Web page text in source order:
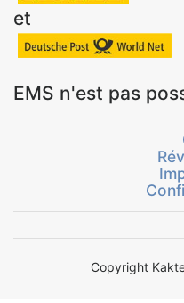
et
EMS n'est pas
Copyright